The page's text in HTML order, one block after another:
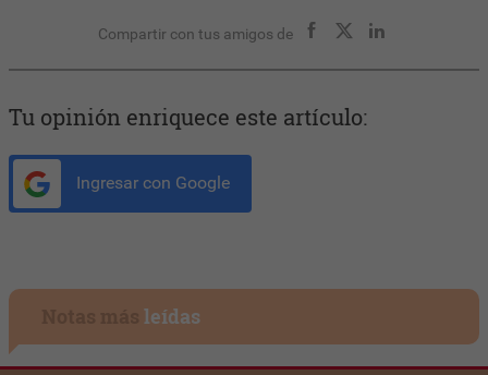
Compartir con tus amigos de
Tu opinión enriquece este artículo:
Ingresar con Google
leídas